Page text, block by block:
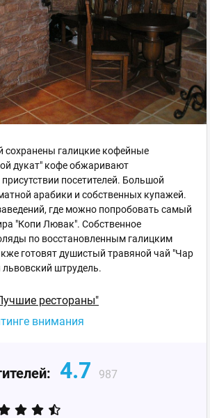
сохранены галицкие кофейные
дукат" кофе обжаривают
посетителей. Большой
арабики и собственных купажей.
где можно попробовать самый
"Копи Лювак". Собственное
по восстановленным галицким
готовят душистый травяной чай "Чар
львовский штрудель.
рестораны"
внимания
4.7 987